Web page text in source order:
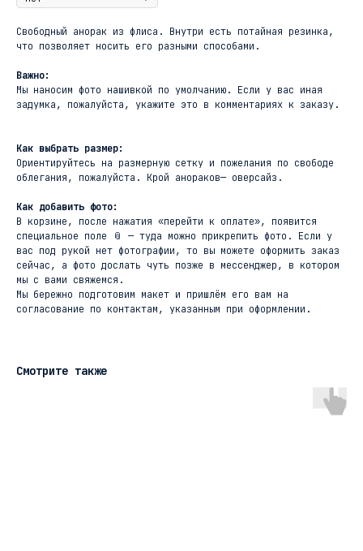
Свободный анорак из флиса. Внутри есть потайная резинка,
что позволяет носить его разными способами.
Важно:
Мы наносим фото нашивкой по умолчанию. Если у вас иная
задумка, пожалуйста, укажите это в комментариях к заказу.
Как выбрать размер:
Ориентируйтесь на размерную сетку и пожелания по свободе
облегания, пожалуйста. Крой анораков— оверсайз.
Как добавить фото:
В корзине, после нажатия «перейти к оплате», появится
специальное поле 📎 — туда можно прикрепить фото. Если у
вас под рукой нет фотографии, то вы можете оформить заказ
сейчас, а фото дослать чуть позже в мессенджер, в котором
мы с вами свяжемся.
Мы бережно подготовим макет и пришлём его вам на
согласование по контактам, указанным при оформлении.
Смотрите также